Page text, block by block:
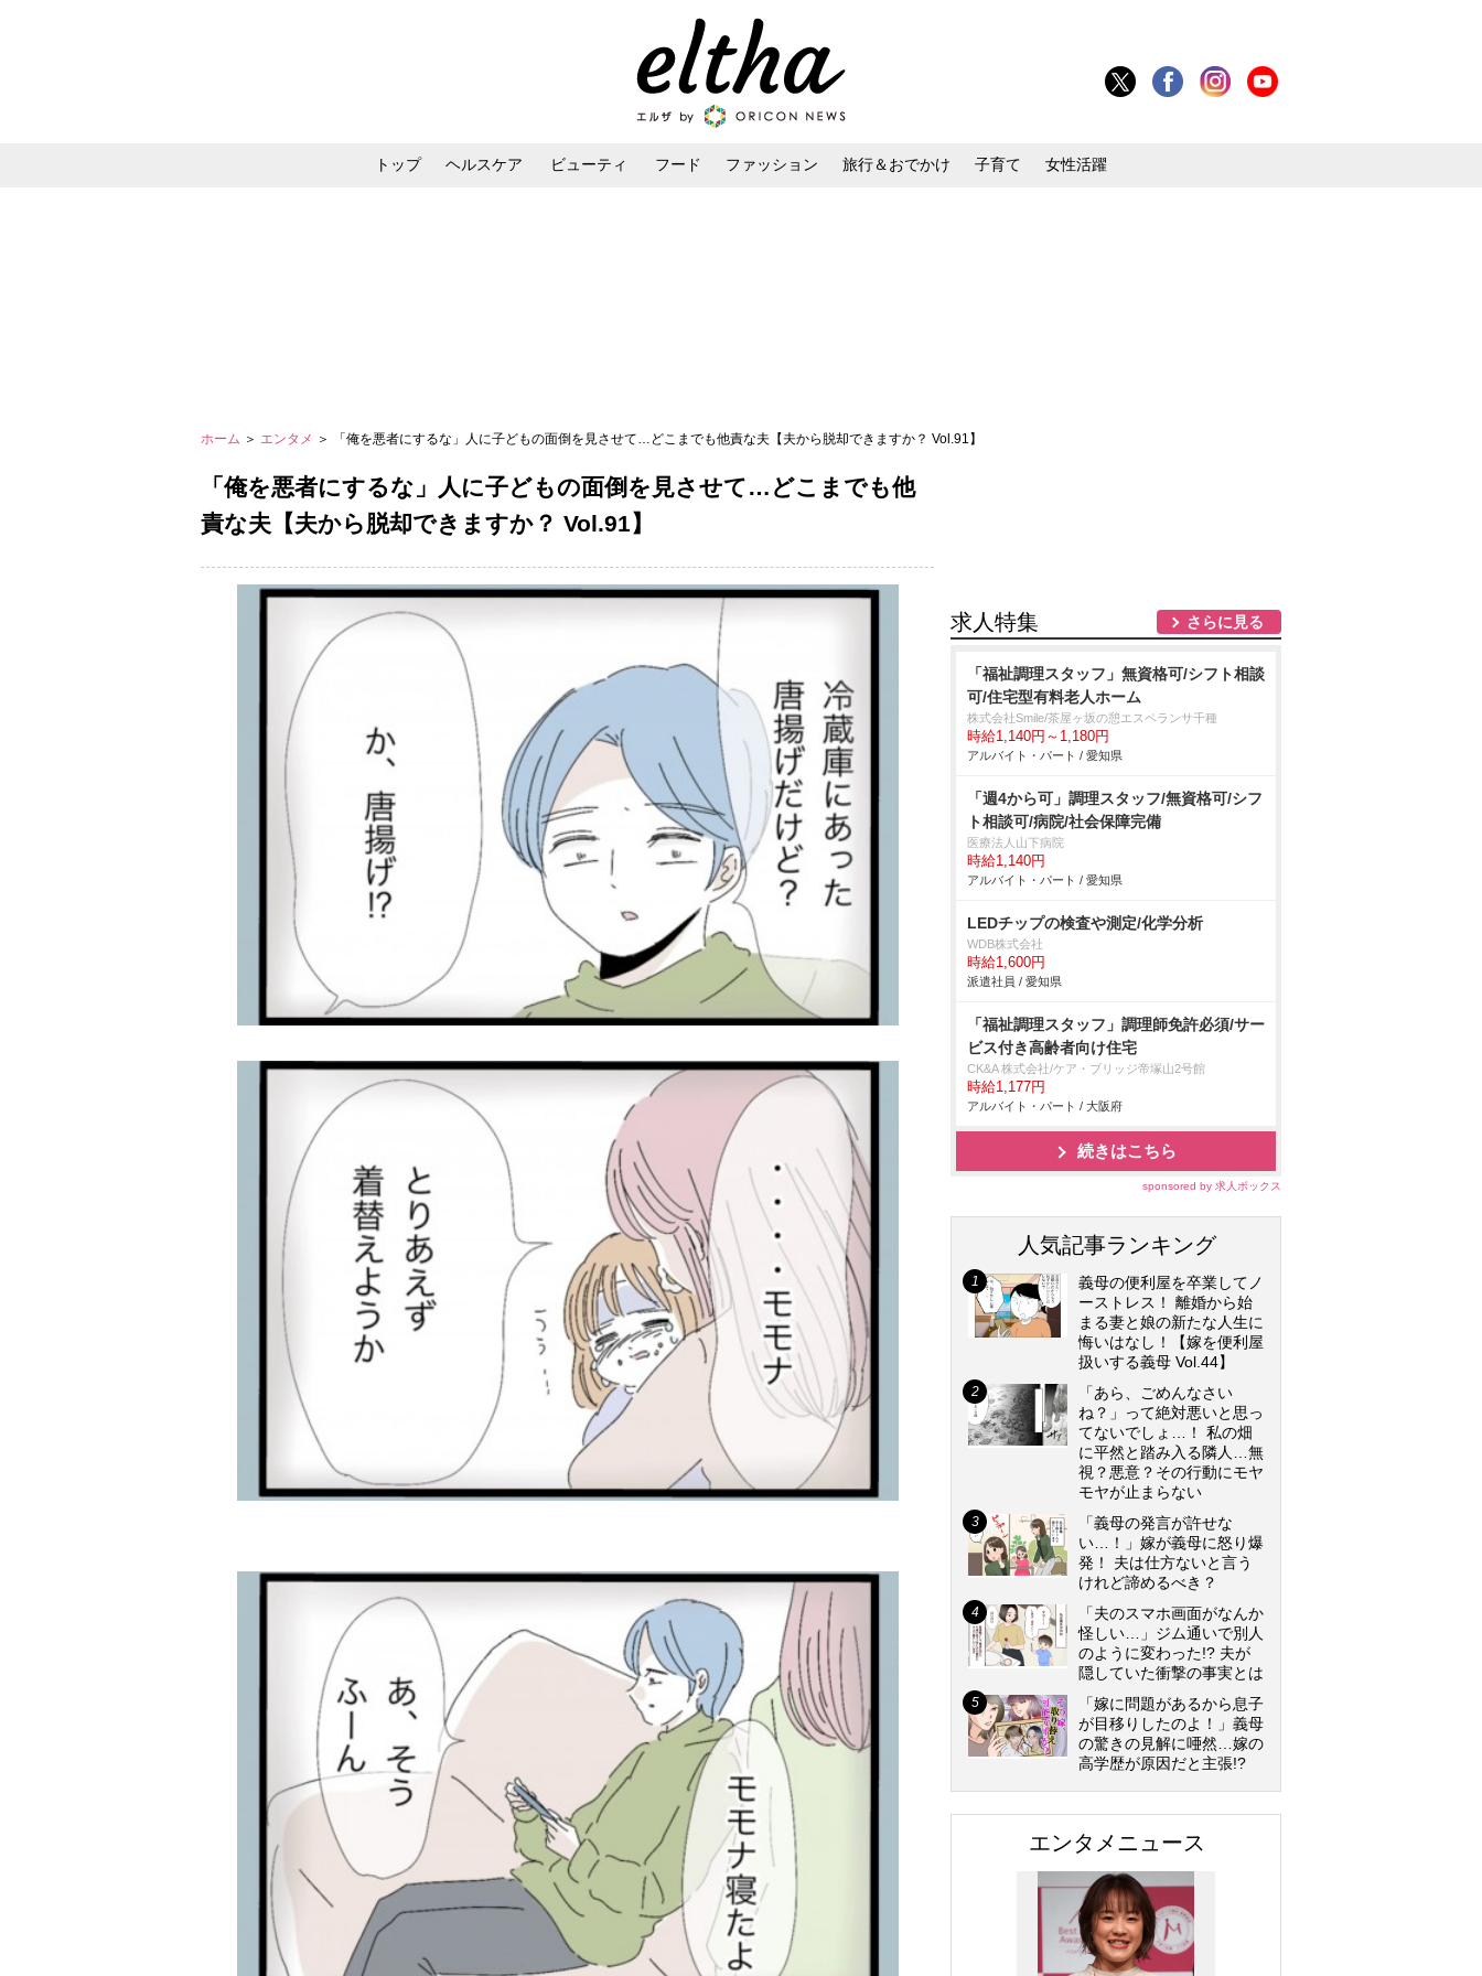
トップ ヘルスケア ビューティ フード ファッション 旅行＆おでかけ 子育て 女性活躍
ホーム ＞ エンタメ ＞ 「俺を悪者にするな」人に子どもの面倒を見させて…どこまでも他責な夫【夫から脱却できますか？ Vol.91】
「俺を悪者にするな」人に子どもの面倒を見させて…どこまでも他
責な夫【夫から脱却できますか？ Vol.91】
求人特集 さらに見る
「福祉調理スタッフ」無資格可/シフト相談
可/住宅型有料老人ホーム
株式会社Smile/茶屋ヶ坂の憩エスペランサ千種
時給1,140円～1,180円
アルバイト・パート / 愛知県
「週4から可」調理スタッフ/無資格可/シフ
ト相談可/病院/社会保障完備
医療法人山下病院
時給1,140円
アルバイト・パート / 愛知県
LEDチップの検査や測定/化学分析
WDB株式会社
時給1,600円
派遣社員 / 愛知県
「福祉調理スタッフ」調理師免許必須/サー
ビス付き高齢者向け住宅
CK&A 株式会社/ケア・ブリッジ帝塚山2号館
時給1,177円
アルバイト・パート / 大阪府
続きはこちら
sponsored by 求人ボックス
人気記事ランキング
義母の便利屋を卒業してノ
ーストレス！ 離婚から始
まる妻と娘の新たな人生に
悔いはなし！【嫁を便利屋
扱いする義母 Vol.44】
「あら、ごめんなさい
ね？」って絶対悪いと思っ
てないでしょ…！ 私の畑
に平然と踏み入る隣人…無
視？悪意？その行動にモヤ
モヤが止まらない
「義母の発言が許せな
い…！」嫁が義母に怒り爆
発！ 夫は仕方ないと言う
けれど諦めるべき？
「夫のスマホ画面がなんか
怪しい…」ジム通いで別人
のように変わった!? 夫が
隠していた衝撃の事実とは
「嫁に問題があるから息子
が目移りしたのよ！」義母
の驚きの見解に唖然…嫁の
高学歴が原因だと主張!?
エンタメニュース